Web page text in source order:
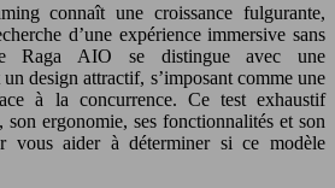
connaît une croissance fulgurante,
d’une expérience immersive sans
Raga AIO se distingue avec une
design attractif, s’imposant comme une
à la concurrence. Ce test exhaustif
son ergonomie, ses fonctionnalités et son
vous aider à déterminer si ce modèle